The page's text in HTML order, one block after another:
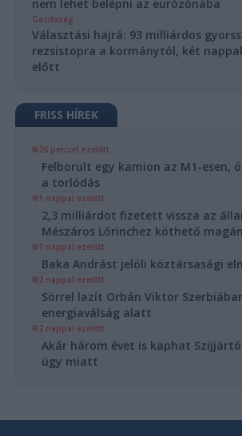
nem lehet belépni az eurózónába
Gazdaság
Választási hajrá: 93 milliárdos
rezsistopra a kormánytól, két
előtt
FRISS HÍREK
26 perccel ezelőtt
Felborult egy kamion az M1-esen,
a torlódás
1 nappal ezelőtt
2,3 milliárdot fizetett vissza az
Mészáros Lőrinchez köthető
1 nappal ezelőtt
Baka Andrást jelöli köztársasági
2 nappal ezelőtt
Sörrel lazít Orbán Viktor
energiaválság alatt
2 nappal ezelőtt
Akár három évet is kaphat Szijjártó
ügy miatt